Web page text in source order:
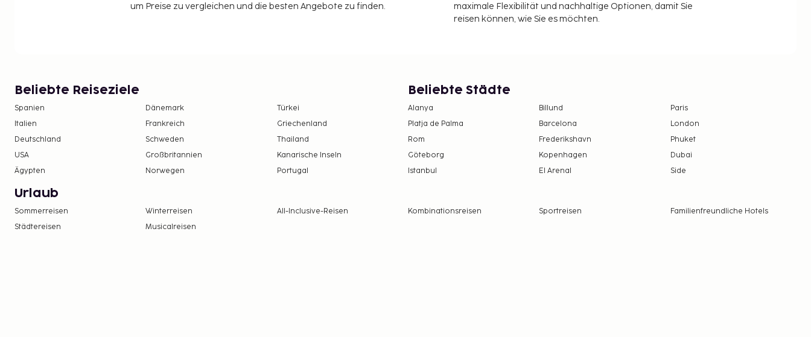
um Preise zu vergleichen und die besten Angebote zu finden.
maximale Flexibilität und nachhaltige Optionen, damit Sie
reisen können, wie Sie es möchten.
Beliebte Reiseziele
Spanien Dänemark
Türkei
Italien
Frankreich
Griechenland
Deutschland
Schweden
Thailand
USA
Großbritannien
Kanarische Inseln
Ägypten
Norwegen Portugal
Beliebte Städte
Alanya Billund
Paris
Platja de Palma
Barcelona
London
Rom
Frederikshavn
Phuket
Göteborg
Kopenhagen
Dubai
Istanbul
El Arenal Side
Urlaub
Sommerreisen Winterreisen All-Inclusive-Reisen Kombinationsreisen Sportreisen
Familienfreundliche Hotels
Städtereisen
Musicalreisen